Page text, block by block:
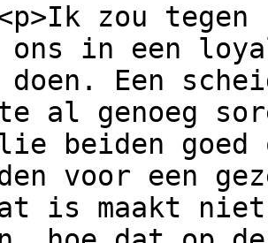
zou
ons in een
Een
al genoeg
beiden goed
voor een
is maakt